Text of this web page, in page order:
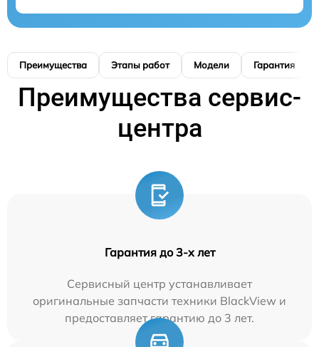
Преимущества Этапы работ Модели Гарантия
Преимущества сервис-
центра
Гарантия до 3-х лет
Сервисный центр устанавливает
оригинальные запчасти техники BlackView и
предоставляет гарантию до 3 лет.